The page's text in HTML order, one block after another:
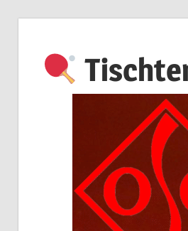
springen